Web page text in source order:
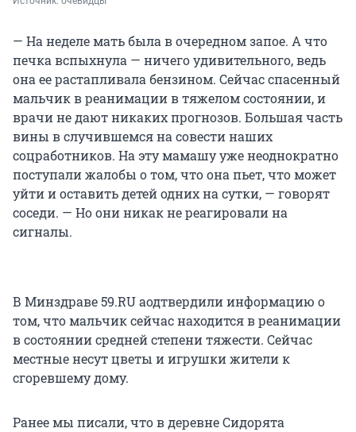
— На неделе мать была в очередном запое. А что
печка вспыхнула — ничего удивительного, ведь
она ее растапливала бензином. Сейчас спасенный
мальчик в реанимации в тяжелом состоянии, и
врачи не дают никаких прогнозов. Большая часть
вины в случившемся на совести наших
соцработников. На эту мамашу уже неоднократно
поступали жалобы о том, что она пьет, что может
уйти и оставить детей одних на сутки, — говорят
соседи. — Но они никак не реагировали на
сигналы.
В Минздраве 59.RU аодтвердили информацию о
том, что мальчик сейчас находится в реанимации
в состоянии средней степени тяжести. Сейчас
местные несут цветы и игрушки жители к
сгоревшему дому.
Ранее мы писали, что в деревне Сидорята